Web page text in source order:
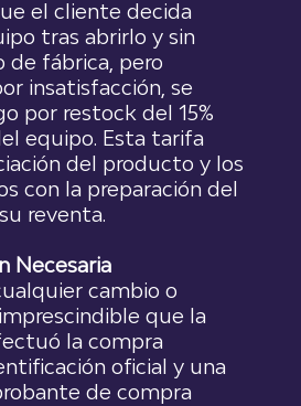
el cliente decida
tras abrirlo y sin
fábrica, pero
insatisfacción, se
por restock del 15%
equipo. Esta tarifa
del producto y los
con la preparación del
reventa.
Necesaria
cambio o
que la
la compra
oficial y una
de compra